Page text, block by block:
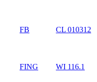
FB CL 010312
FING WI 116.1